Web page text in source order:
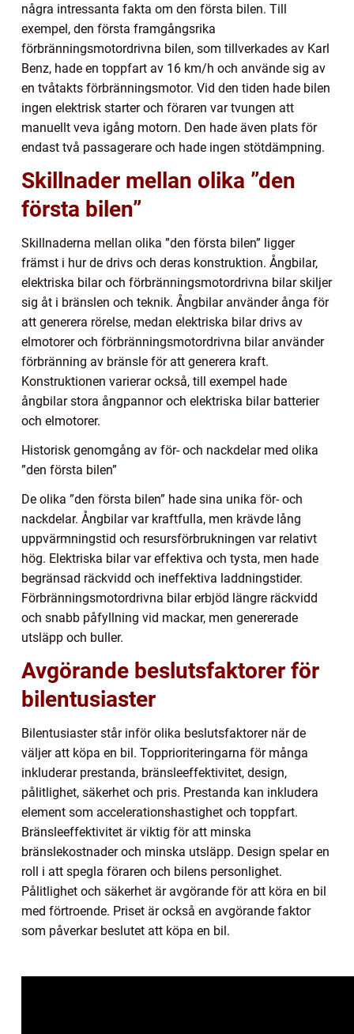
några intressanta fakta om den första bilen. Till
exempel, den första framgångsrika
förbränningsmotordrivna bilen, som tillverkades av Karl
Benz, hade en toppfart av 16 km/h och använde sig av
en tvåtakts förbränningsmotor. Vid den tiden hade bilen
ingen elektrisk starter och föraren var tvungen att
manuellt veva igång motorn. Den hade även plats för
endast två passagerare och hade ingen stötdämpning.
Skillnader mellan olika ”den
första bilen”
Skillnaderna mellan olika ”den första bilen” ligger
främst i hur de drivs och deras konstruktion. Ångbilar,
elektriska bilar och förbränningsmotordrivna bilar skiljer
sig åt i bränslen och teknik. Ångbilar använder ånga för
att generera rörelse, medan elektriska bilar drivs av
elmotorer och förbränningsmotordrivna bilar använder
förbränning av bränsle för att generera kraft.
Konstruktionen varierar också, till exempel hade
ångbilar stora ångpannor och elektriska bilar batterier
och elmotorer.
Historisk genomgång av för- och nackdelar med olika
”den första bilen”
De olika ”den första bilen” hade sina unika för- och
nackdelar. Ångbilar var kraftfulla, men krävde lång
uppvärmningstid och resursförbrukningen var relativt
hög. Elektriska bilar var effektiva och tysta, men hade
begränsad räckvidd och ineffektiva laddningstider.
Förbränningsmotordrivna bilar erbjöd längre räckvidd
och snabb påfyllning vid mackar, men genererade
utsläpp och buller.
Avgörande beslutsfaktorer för
bilentusiaster
Bilentusiaster står inför olika beslutsfaktorer när de
väljer att köpa en bil. Topprioriteringarna för många
inkluderar prestanda, bränsleeffektivitet, design,
pålitlighet, säkerhet och pris. Prestanda kan inkludera
element som accelerationshastighet och toppfart.
Bränsleeffektivitet är viktig för att minska
bränslekostnader och minska utsläpp. Design spelar en
roll i att spegla föraren och bilens personlighet.
Pålitlighet och säkerhet är avgörande för att köra en bil
med förtroende. Priset är också en avgörande faktor
som påverkar beslutet att köpa en bil.